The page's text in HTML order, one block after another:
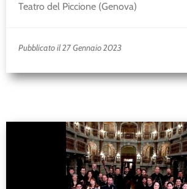
Teatro del Piccione (Genova)
Pubblicato il 27 Gennaio 2023